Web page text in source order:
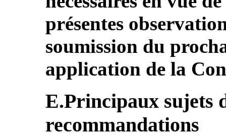
présentes
soumission du
application de la
E.Principaux sujets
recommandations